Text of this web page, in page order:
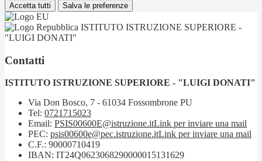
Accetta tutti Salva le preferenze
ISTITUTO ISTRUZIONE SUPERIORE -
"LUIGI DONATI"
Contatti
ISTITUTO ISTRUZIONE SUPERIORE - "LUIGI DONATI"
Via Don Bosco, 7 - 61034 Fossombrone PU
Tel: 0721715023
Email: PSIS00600E@istruzione.itLink per inviare una mail
PEC: psis00600e@pec.istruzione.itLink per inviare una mail
C.F.: 90000710419
IBAN: IT24Q0623068290000015131629